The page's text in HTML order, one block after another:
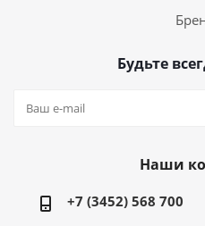
Будьте
Наши
+7 (3452) 568 700